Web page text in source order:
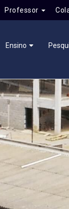
Professor
Ensino